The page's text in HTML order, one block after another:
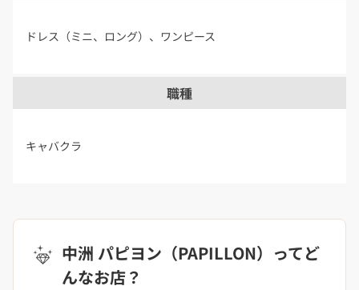
ドレス（ミニ、ロング）、ワンピース
職種
キャバクラ
中洲 パピヨン（PAPILLON）ってど
んなお店？